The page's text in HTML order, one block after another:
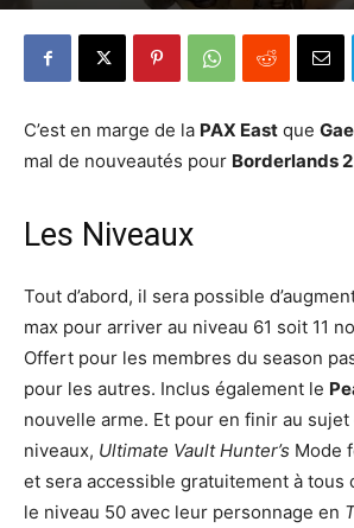
C’est en marge de la PAX East que
mal de nouveautés pour Borderlands 2
Les Niveaux
Tout d’abord, il sera possible
max pour arriver au niveau 61 soit 11
Offert pour les membres du season
pour les autres. Inclus également le
nouvelle arme. Et pour en finir au sujet
niveaux, Ultimate Vault Hunter’s Mode
et sera accessible gratuitement à tous
le niveau 50 avec leur personnage en